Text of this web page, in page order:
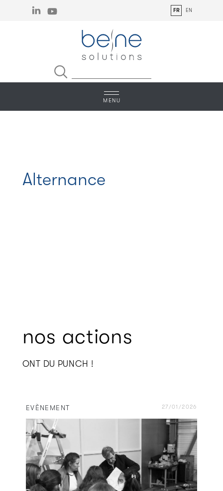
Linkedin
Alternance
nos actions
ONT DU PUNCH !
EVÈNEMENT 27/01/2026